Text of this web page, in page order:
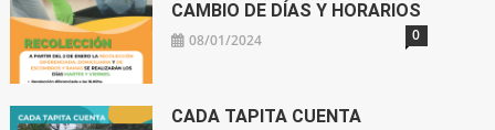
CAMBIO DE DÍAS Y HORARIOS
08/01/2024 0
CADA TAPITA CUENTA